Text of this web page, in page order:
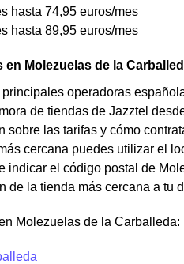
hasta 74,95 euros/mes
hasta 89,95 euros/mes
Molezuelas de la
operadoras
de tiendas de Jazztel
sobre las tarifas y cómo
cercana puedes utilizar el
indicar el código postal de
de la tienda más cercana a tu
Molezuelas de la Carballeda: